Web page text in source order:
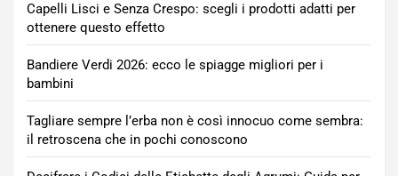
Capelli Lisci e Senza Crespo: scegli i prodotti adatti per
ottenere questo effetto
Bandiere Verdi 2026: ecco le spiagge migliori per i
bambini
Tagliare sempre l’erba non è così innocuo come sembra:
il retroscena che in pochi conoscono